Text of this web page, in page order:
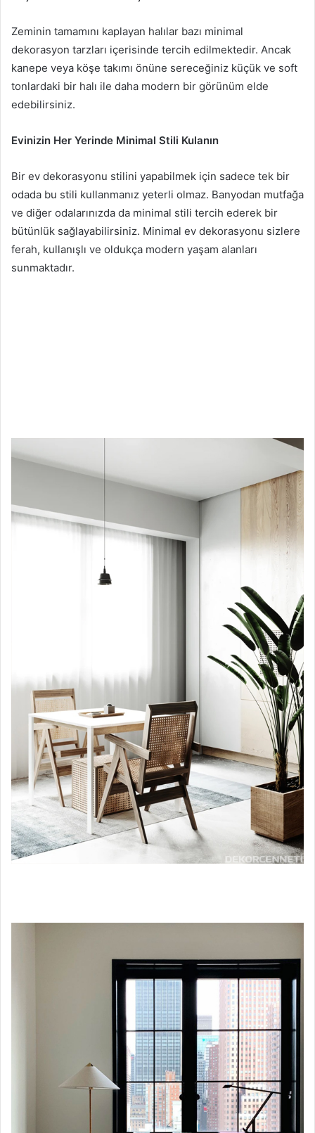
Zeminin tamamını kaplayan halılar bazı minimal
dekorasyon tarzları içerisinde tercih edilmektedir. Ancak
kanepe veya köşe takımı önüne sereceğiniz küçük ve soft
tonlardaki bir halı ile daha modern bir görünüm elde
edebilirsiniz.
Evinizin Her Yerinde Minimal Stili Kulanın
Bir ev dekorasyonu stilini yapabilmek için sadece tek bir
odada bu stili kullanmanız yeterli olmaz. Banyodan mutfağa
ve diğer odalarınızda da minimal stili tercih ederek bir
bütünlük sağlayabilirsiniz. Minimal ev dekorasyonu sizlere
ferah, kullanışlı ve oldukça modern yaşam alanları
sunmaktadır.